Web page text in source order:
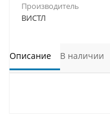
Производитель
ВИСТЛ
Описание В наличии